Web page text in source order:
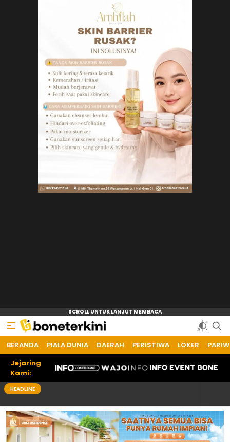
BERANDA PIALA DUNIA DAERAH PERISTIWA LOKER
Jejaring
Kami:
HEADLINE